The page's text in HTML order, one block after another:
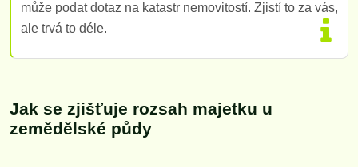
může podat dotaz na katastr nemovitostí. Zjistí to za vás,
ale trvá to déle.
Jak se zjišťuje rozsah majetku u
zemědělské půdy